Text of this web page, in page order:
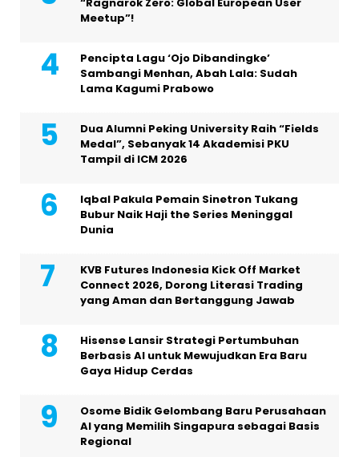
Meetup”!
Pencipta Lagu ‘Ojo Dibandingke’
Sambangi Menhan, Abah Lala: Sudah
Lama Kagumi Prabowo
Dua Alumni Peking University Raih “Fields
Medal”, Sebanyak 14 Akademisi PKU
Tampil di ICM 2026
Iqbal Pakula Pemain Sinetron Tukang
Bubur Naik Haji the Series Meninggal
Dunia
KVB Futures Indonesia Kick Off Market
Connect 2026, Dorong Literasi Trading
yang Aman dan Bertanggung Jawab
Hisense Lansir Strategi Pertumbuhan
Berbasis AI untuk Mewujudkan Era Baru
Gaya Hidup Cerdas
Osome Bidik Gelombang Baru Perusahaan
AI yang Memilih Singapura sebagai Basis
Regional